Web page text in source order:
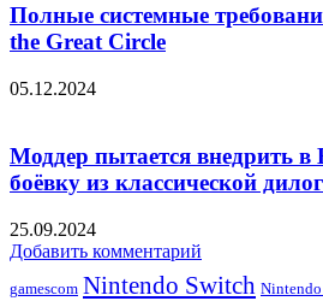
Полные системные
the Great Circle
05.12.2024
Моддер пытается внедрить в
боёвку из классической
25.09.2024
Добавить комментарий
gamescom Nintendo Switch